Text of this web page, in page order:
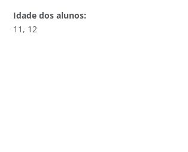
Idade dos alunos:
11, 12